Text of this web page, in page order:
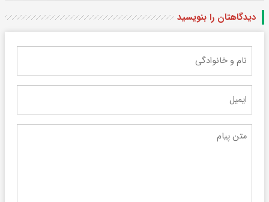
دیدگاهتان را بنویسید